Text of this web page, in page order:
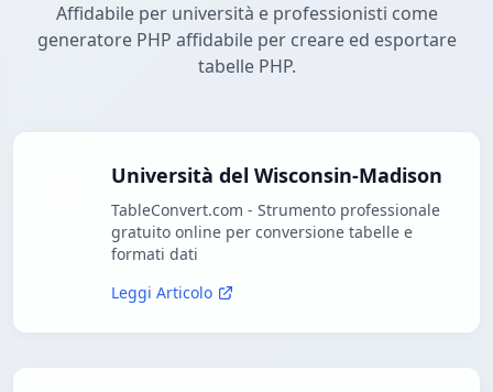
Affidabile per università e professionisti come
generatore PHP affidabile per creare ed esportare
tabelle PHP.
Università del Wisconsin-Madison
TableConvert.com - Strumento professionale
gratuito online per conversione tabelle e
formati dati
Leggi Articolo